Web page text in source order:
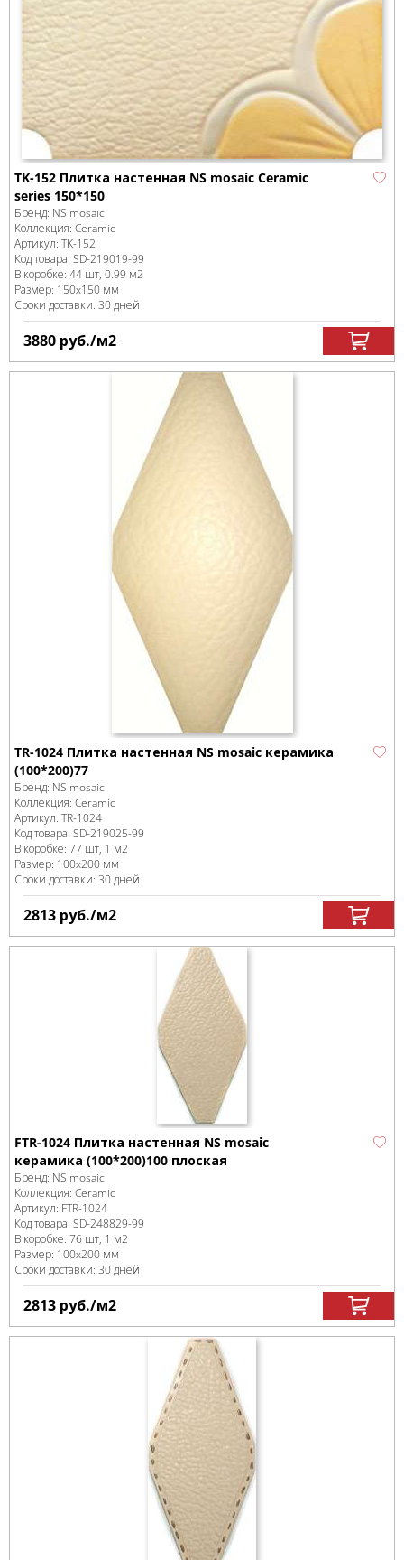
TK-152 Плитка настенная NS mosaic Ceramic
series 150*150
Бренд: NS mosaic
Коллекция: Ceramic
Артикул: TK-152
Код товара: SD-219019-99
В коробке: 44 шт, 0.99 м2
Размер: 150x150 мм
Сроки доставки: 30 дней
3880 руб./м2
TR-1024 Плитка настенная NS mosaic керамика
(100*200)77
Бренд: NS mosaic
Коллекция: Ceramic
Артикул: TR-1024
Код товара: SD-219025-99
В коробке: 77 шт, 1 м2
Размер: 100x200 мм
Сроки доставки: 30 дней
2813 руб./м2
FTR-1024 Плитка настенная NS mosaic
керамика (100*200)100 плоская
Бренд: NS mosaic
Коллекция: Ceramic
Артикул: FTR-1024
Код товара: SD-248829-99
В коробке: 76 шт, 1 м2
Размер: 100x200 мм
Сроки доставки: 30 дней
2813 руб./м2